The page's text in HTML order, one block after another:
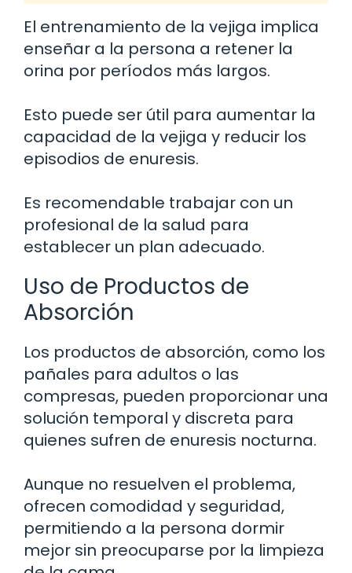
El entrenamiento de la vejiga implica
enseñar a la persona a retener la
orina por períodos más largos.
Esto puede ser útil para aumentar la
capacidad de la vejiga y reducir los
episodios de enuresis.
Es recomendable trabajar con un
profesional de la salud para
establecer un plan adecuado.
Uso de Productos de
Absorción
Los productos de absorción, como los
pañales para adultos o las
compresas, pueden proporcionar una
solución temporal y discreta para
quienes sufren de enuresis nocturna.
Aunque no resuelven el problema,
ofrecen comodidad y seguridad,
permitiendo a la persona dormir
mejor sin preocuparse por la limpieza